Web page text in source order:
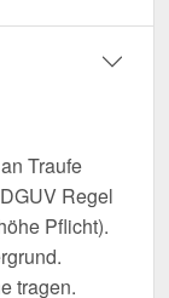
Traufe
Regel
Pflicht).
tragen.